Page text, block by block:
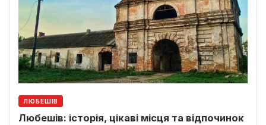
ЛЮБЕШІВ
Любешів: історія, цікаві місця та відпочинок